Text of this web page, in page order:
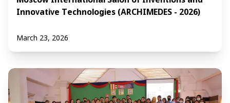
Innovative Technologies (ARCHIMEDES - 2026)
March 23, 2026